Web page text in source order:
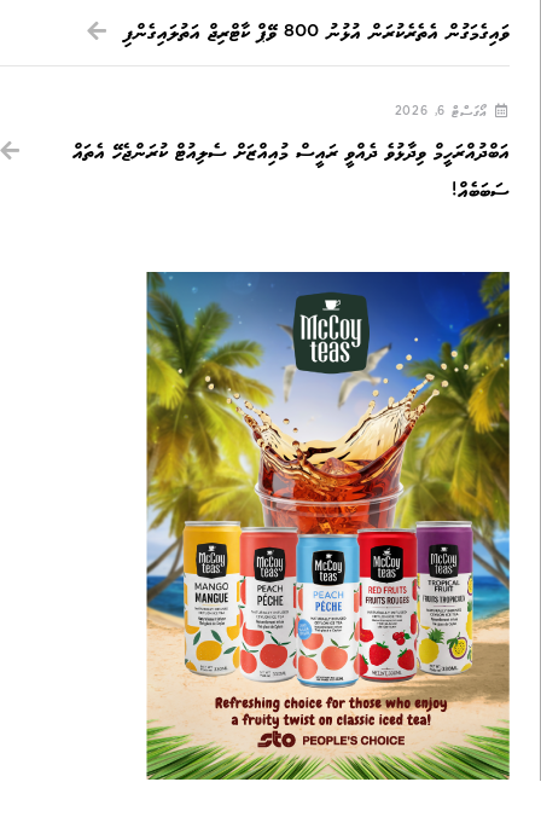
ވައިގެމަގުން އެތެރެކުރަން އުޅުނު 800 ވޭޕް ކާޓްރިޖް އަތުލައިގެންފި
އޯގަސްޓް 6, 2026
އަބްދުއްރަހީމް ވިދާޅުވެ ދެއްވީ ރައީސް މުއިއްޒަށް ސެލިއުޓް ކުރަންޖެހޭ އެތައް
ސަބަބެއް!